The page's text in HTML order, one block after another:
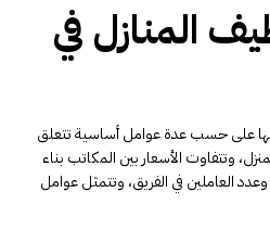
المنازل في
على حسب عدة عوامل أساسية تتعلق
وتتفاوت الأسعار بين المكاتب بناء
العاملين في الفريق، وتتمثل عوامل